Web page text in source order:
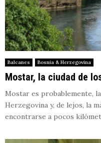
Balcanes Bosnia & Herzegovina
Mostar, la ciudad de
Mostar es probablemente,
Herzegovina y, de lejos, la
encontrarse a pocos